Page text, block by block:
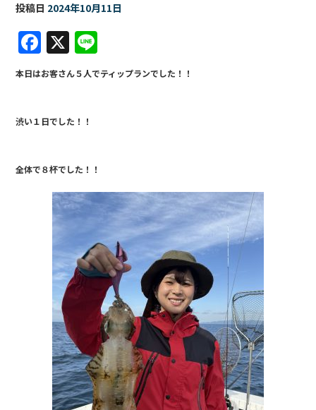
投稿日 2024年10月11日
F
a
c
e
b
o
k
X
n
e
本日はお客さん５人でティップランでした！！
渋い１日でした！！
全体で８杯でした！！